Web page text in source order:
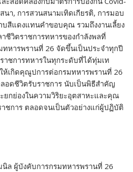
า, การสวนสนามเทิดเกียรติ, การมอบ
สีแดงแทนคำขอบคุณ รวมถึงงานเลี้ยง
ชีวิตราชการทหารของกำลังพลที่
หารพรานที่ 26 จัดขึ้นเป็นประจำทุกปี
าชการทหารในทุกระดับที่ได้ทุ่มเท
ห้เกิดคุณูปการต่อกรมทหารพรานที่ 26
อดชีวิตรับราชการ นับเป็นพิธีสำคัญ
ยกย่องในความวิริยะอุตสาหะและคุณ
ชการ ตลอดจนเป็นตัวอย่างแก่ผู้ปฏิบัติ
มนิล ผู้บังคับการกรมทหารพรานที่ 26